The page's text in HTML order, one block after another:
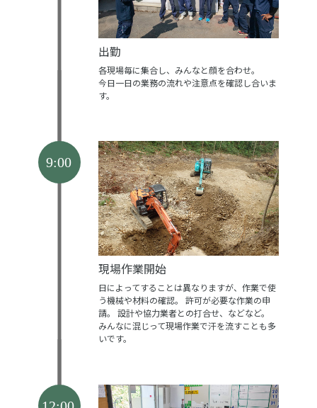
出勤
各現場毎に集合し、みんなと顔を合わせ。
今日一日の業務の流れや注意点を確認し合いま
す。
現場作業開始
日によってすることは異なりますが、作業で使
う機械や材料の確認。
許可が必要な作業の申
請。
設計や協力業者との打合せ、などなど。
みんなに混じって現場作業で汗を流すことも多
いです。